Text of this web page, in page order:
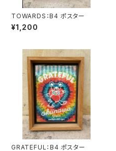
TOWARDS：B4 ポスター
¥1,200
GRATEFUL：B4 ポスター